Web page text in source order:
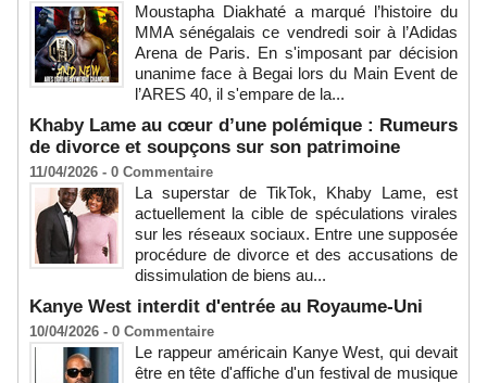
Moustapha Diakhaté a marqué l’histoire du
MMA sénégalais ce vendredi soir à l’Adidas
Arena de Paris. En s'imposant par décision
unanime face à Begai lors du Main Event de
l’ARES 40, il s'empare de la...
Khaby Lame au cœur d’une polémique : Rumeurs
de divorce et soupçons sur son patrimoine
11/04/2026 - 0 Commentaire
La superstar de TikTok, Khaby Lame, est
actuellement la cible de spéculations virales
sur les réseaux sociaux. Entre une supposée
procédure de divorce et des accusations de
dissimulation de biens au...
Kanye West interdit d'entrée au Royaume-Uni
10/04/2026 - 0 Commentaire
Le rappeur américain Kanye West, qui devait
être en tête d'affiche d'un festival de musique